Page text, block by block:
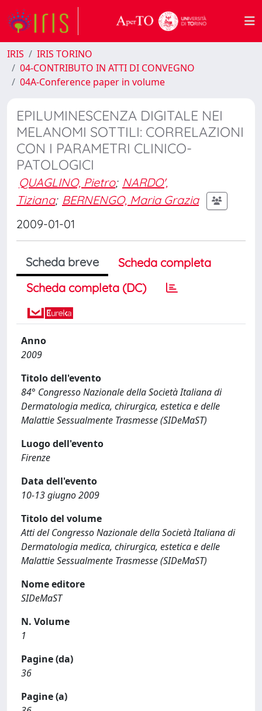
IRIS
IRIS TORINO
04-CONTRIBUTO IN ATTI DI CONVEGNO
04A-Conference paper in volume
EPILUMINESCENZA DIGITALE NEI
MELANOMI SOTTILI: CORRELAZIONI
CON I PARAMETRI CLINICO-
PATOLOGICI
QUAGLINO, Pietro; NARDO',
Tiziana; BERNENGO, Maria Grazia
2009-01-01
Scheda breve
Scheda completa
Scheda completa (DC)
Anno
2009
Titolo dell'evento
84° Congresso Nazionale della Società Italiana di
Dermatologia medica, chirurgica, estetica e delle
Malattie Sessualmente Trasmesse (SIDeMaST)
Luogo dell'evento
Firenze
Data dell'evento
10-13 giugno 2009
Titolo del volume
Atti del Congresso Nazionale della Società Italiana di
Dermatologia medica, chirurgica, estetica e delle
Malattie Sessualmente Trasmesse (SIDeMaST)
Nome editore
SIDeMaST
N. Volume
1
Pagine (da)
36
Pagine (a)